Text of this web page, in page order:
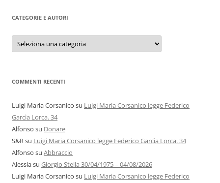
CATEGORIE E AUTORI
Categorie
autori
COMMENTI RECENTI
Luigi Maria Corsanico su Luigi Maria Corsanico legge Federico
Garcìa Lorca. 34
Alfonso su Donare
S&Rsu Luigi Maria Corsanico legge Federico Garcìa Lorca. 34
Alfonso su Abbraccio
Alessiasu Giorgio Stella 30/04/1975 – 04/08/2026
Luigi Maria Corsanico su Luigi Maria Corsanico legge Federico